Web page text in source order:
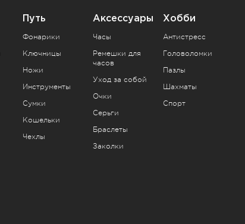
Путь
Фонарики
Ключницы
Ножи
Инструменты
Сумки
Кошельки
Чехлы
Аксессуары
Часы
Ремешки для
часов
Уход за собой
Очки
Серьги
Браслеты
Заколки
Хобби
Антистресс
Головоломки
Пазлы
Шахматы
Спорт